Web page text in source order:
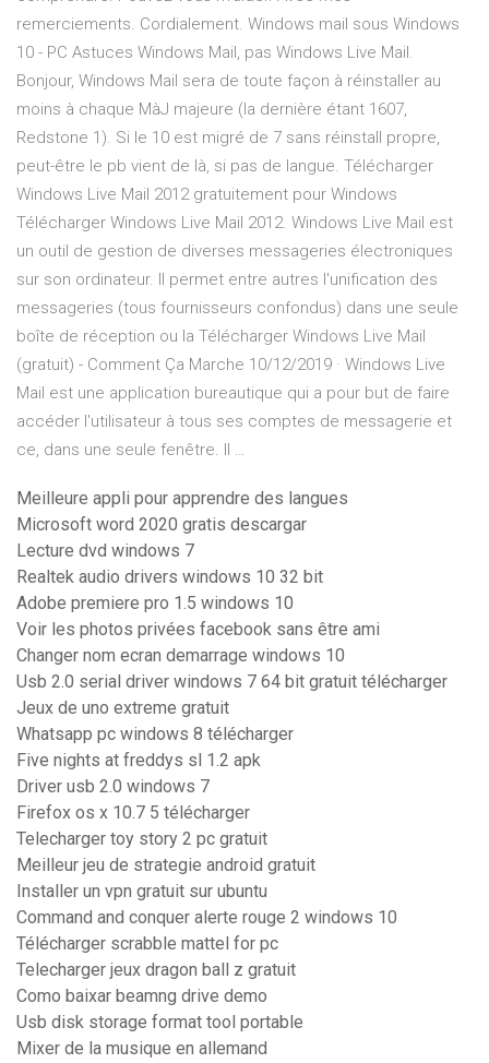
remerciements. Cordialement. Windows mail sous Windows
10 - PC Astuces Windows Mail, pas Windows Live Mail.
Bonjour, Windows Mail sera de toute façon à réinstaller au
moins à chaque MàJ majeure (la dernière étant 1607,
Redstone 1). Si le 10 est migré de 7 sans réinstall propre,
peut-être le pb vient de là, si pas de langue. Télécharger
Windows Live Mail 2012 gratuitement pour Windows
Télécharger Windows Live Mail 2012. Windows Live Mail est
un outil de gestion de diverses messageries électroniques
sur son ordinateur. Il permet entre autres l'unification des
messageries (tous fournisseurs confondus) dans une seule
boîte de réception ou la Télécharger Windows Live Mail
(gratuit) - Comment Ça Marche 10/12/2019 · Windows Live
Mail est une application bureautique qui a pour but de faire
accéder l'utilisateur à tous ses comptes de messagerie et
ce, dans une seule fenêtre. Il …
Meilleure appli pour apprendre des langues
Microsoft word 2020 gratis descargar
Lecture dvd windows 7
Realtek audio drivers windows 10 32 bit
Adobe premiere pro 1.5 windows 10
Voir les photos privées facebook sans être ami
Changer nom ecran demarrage windows 10
Usb 2.0 serial driver windows 7 64 bit gratuit télécharger
Jeux de uno extreme gratuit
Whatsapp pc windows 8 télécharger
Five nights at freddys sl 1.2 apk
Driver usb 2.0 windows 7
Firefox os x 10.7 5 télécharger
Telecharger toy story 2 pc gratuit
Meilleur jeu de strategie android gratuit
Installer un vpn gratuit sur ubuntu
Command and conquer alerte rouge 2 windows 10
Télécharger scrabble mattel for pc
Telecharger jeux dragon ball z gratuit
Como baixar beamng drive demo
Usb disk storage format tool portable
Mixer de la musique en allemand